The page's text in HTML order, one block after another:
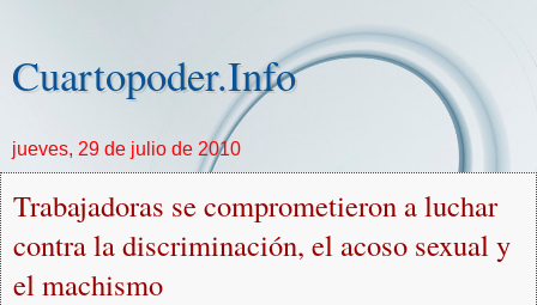
Cuartopoder.Info
jueves, 29 de julio de 2010
Trabajadoras se comprometieron a luchar
contra la discriminación, el acoso sexual y
el machismo